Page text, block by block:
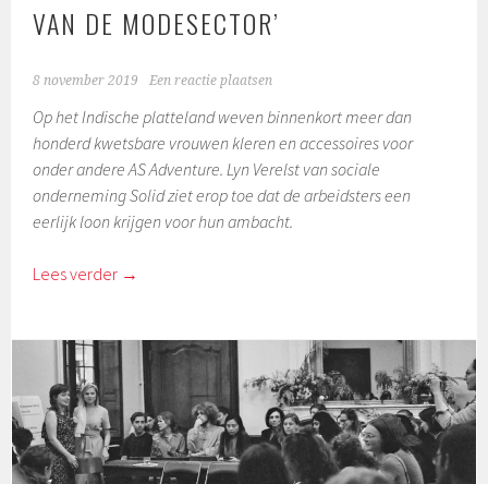
VAN DE MODESECTOR’
8 november 2019 Een reactie plaatsen
Op het Indische platteland weven binnenkort meer dan
honderd kwetsbare vrouwen kleren en accessoires voor
onder andere AS Adventure. Lyn Verelst van sociale
onderneming Solid ziet erop toe dat de arbeidsters een
eerlijk loon krijgen voor hun ambacht.
Lees verder →